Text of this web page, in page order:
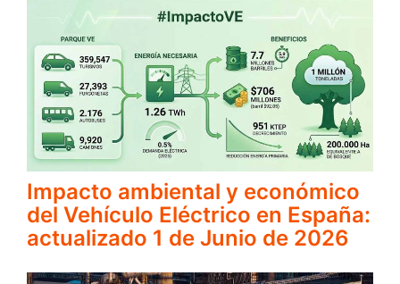
Impacto ambiental y económico
del Vehículo Eléctrico en España:
actualizado 1 de Junio de 2026